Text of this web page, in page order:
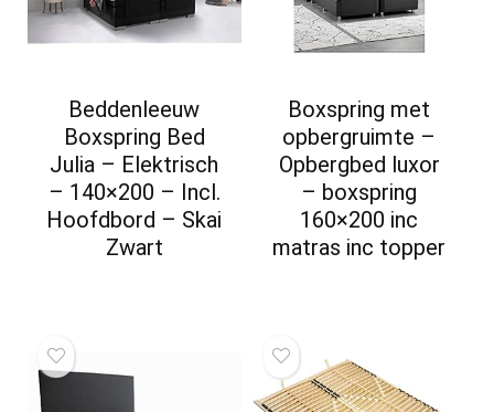
Beddenleeuw
Boxspring Bed
Julia – Elektrisch
– 140×200 – Incl.
Hoofdbord – Skai
Zwart
Boxspring met
opbergruimte –
Opbergbed luxor
– boxspring
160×200 inc
matras inc topper